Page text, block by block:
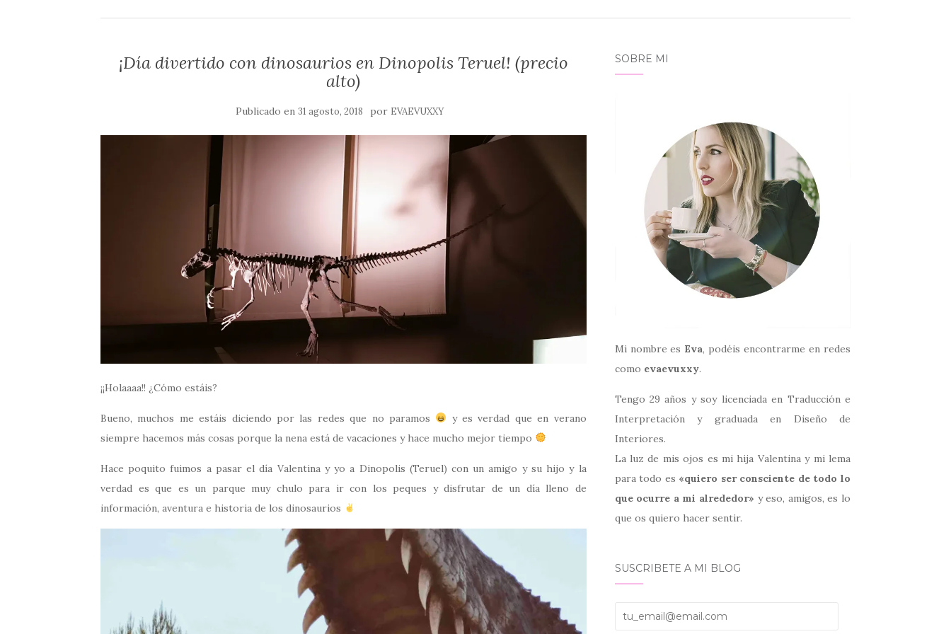
¡Día divertido con dinosaurios en Dinopolis Teruel! (precio
alto)
Publicado en 31 agosto, 2018 por EVAEVUXXY
¡¡Holaaaa!! ¿Cómo estáis?
Bueno, muchos me estáis diciendo por las redes que no paramos
y es verdad que en verano
siempre hacemos más cosas porque la nena está de vacaciones y hace mucho mejor tiempo
Hace poquito fuimos a pasar el día Valentina y yo a Dinopolis (Teruel) con un amigo y su hijo y la
verdad es que es un parque muy chulo para ir con los peques y disfrutar de un día lleno de
información, aventura e historia de los dinosaurios
SOBRE MI
Mi nombre es Eva, podéis encontrarme en redes
como evaevuxxy.
Tengo 29 años y soy licenciada en Traducción e
Interpretación y graduada en Diseño de
Interiores.
La luz de mis ojos es mi hija Valentina y mi lema
para todo es «quiero ser consciente de todo lo
que ocurre a mi alrededor» y eso, amigos, es lo
que os quiero hacer sentir.
SUSCRIBETE A MI BLOG
tu_email@email.com